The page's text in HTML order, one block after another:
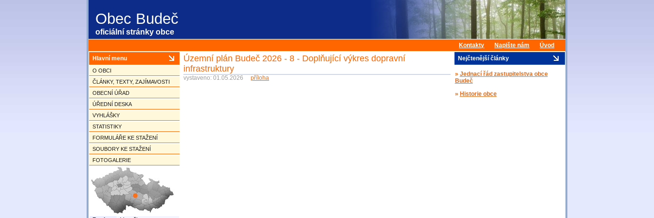
Obec Budeč
oficiální stránky obce
Kontakty Napište nám Úvod
Územní plán Budeč 2026 - 8 - Doplňující výkres dopravní
infrastruktury
vystaveno: 01.05.2026 příloha
Nejčtenější články
» Jednací řád zastupitelstva obce
Budeč
» Historie obce
Hlavní menu
O OBCI
ČLÁNKY, TEXTY, ZAJÍMAVOSTI
OBECNÍ ÚŘAD
ÚŘEDNÍ DESKA
VYHLÁŠKY
STATISTIKY
FORMULÁŘE KE STAŽENÍ
SOUBORY KE STAŽENÍ
FOTOGALERIE